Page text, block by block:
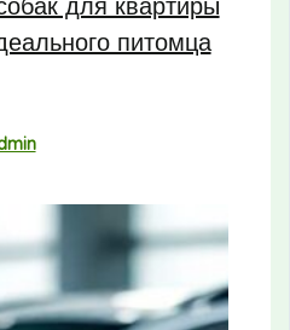
питомца